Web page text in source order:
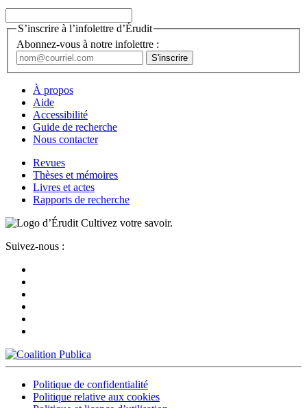
S’inscrire à l’infolettre d’Érudit
Abonnez-vous à notre infolettre :
À propos
Aide
Accessibilité
Guide de recherche
Nous contacter
Revues
Thèses et mémoires
Livres et actes
Rapports de recherche
Cultivez votre savoir.
Suivez-nous :
Politique de confidentialité
Politique relative aux cookies